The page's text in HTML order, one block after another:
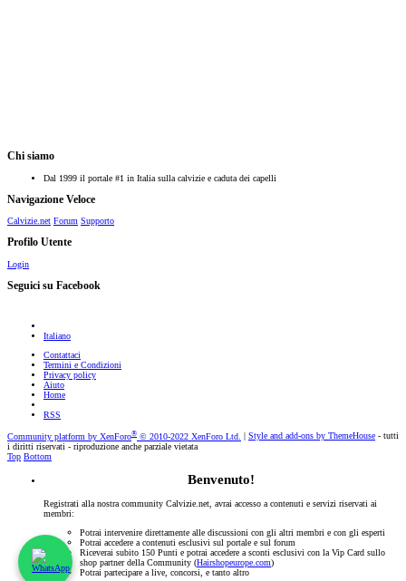
Chi siamo
Dal 1999 il portale #1 in Italia sulla calvizie e caduta dei capelli
Navigazione Veloce
Calvizie.net Forum Supporto
Profilo Utente
Login
Seguici su Facebook
Italiano
Contattaci
Termini e Condizioni
Privacy policy
Aiuto
Home
RSS
Community platform by XenForo® © 2010-2022 XenForo Ltd. Style and add-ons by ThemeHouse - tutti
i diritti riservati - riproduzione anche parziale vietata
Top Bottom
Benvenuto!
Registrati alla nostra community Calvizie.net, avrai accesso a contenuti e servizi riservati ai
membri:
Potrai intervenire direttamente alle discussioni con gli altri membri e con gli esperti
Potrai accedere a contenuti esclusivi sul portale e sul forum
Riceverai subito 150 Punti e potrai accedere a sconti esclusivi con la Vip Card sullo
shop partner della Community (Hairshopeurope.com)
Potrai partecipare a live, concorsi, e tanto altro